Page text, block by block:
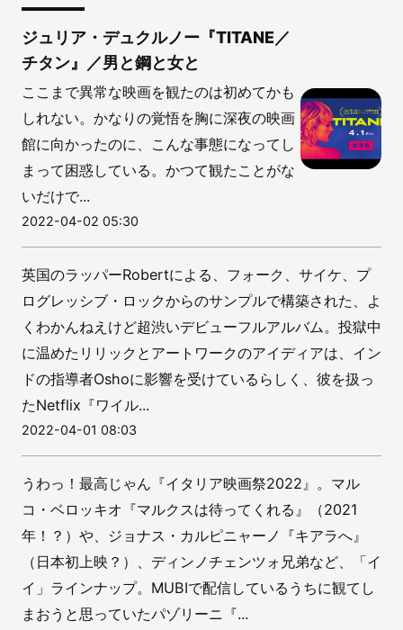
ジュリア・デュクルノー『TITANE／
チタン』／男と鋼と女と
ここまで異常な映画を観たのは初めてかも
しれない。かなりの覚悟を胸に深夜の映画
館に向かったのに、こんな事態になってし
まって困惑している。かつて観たことがな
いだけで...
2022-04-02 05:30
英国のラッパーRobertによる、フォーク、サイケ、プ
ログレッシブ・ロックからのサンプルで構築された、よ
くわかんねえけど超渋いデビューフルアルバム。投獄中
に温めたリリックとアートワークのアイディアは、イン
ドの指導者Oshoに影響を受けているらしく、彼を扱っ
たNetflix『ワイル...
2022-04-01 08:03
うわっ！最高じゃん『イタリア映画祭2022』。マル
コ・ベロッキオ『マルクスは待ってくれる』（2021
年！？）や、ジョナス・カルピニャーノ『キアラへ』
（日本初上映？）、ディンノチェンツォ兄弟など、「イ
イ」ラインナップ。MUBIで配信しているうちに観てし
まおうと思っていたパゾリーニ『...